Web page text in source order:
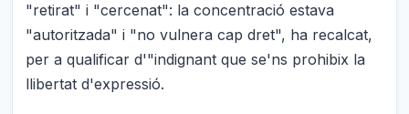
"retirat" i "cercenat": la concentració estava
"autoritzada" i "no vulnera cap dret", ha recalcat,
per a qualificar d'"indignant que se'ns prohibix la
llibertat d'expressió.